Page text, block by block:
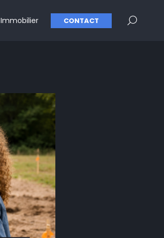
Immobilier CONTACT